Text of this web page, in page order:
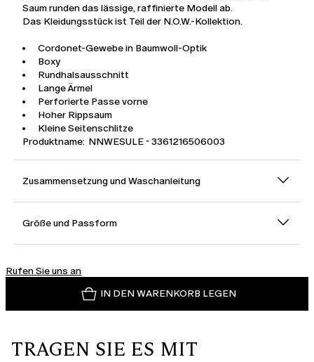
Saum runden das lässige, raffinierte Modell ab.
Das Kleidungsstück ist Teil der N.O.W.-Kollektion.
Cordonet-Gewebe in Baumwoll-Optik
Boxy
Rundhalsausschnitt
Lange Ärmel
Perforierte Passe vorne
Hoher Rippsaum
Kleine Seitenschlitze
Produktname: NNWESULE - 3361216506003
Zusammensetzung und Waschanleitung
Größe und Passform
Rufen Sie uns an
IN DEN WARENKORB LEGEN
TRAGEN SIE ES MIT